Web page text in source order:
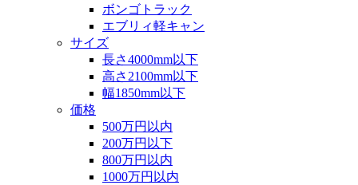
ボンゴトラック
エブリィ軽キャン
サイズ
長さ4000mm以下
高さ2100mm以下
幅1850mm以下
価格
500万円以内
200万円以下
800万円以内
1000万円以内